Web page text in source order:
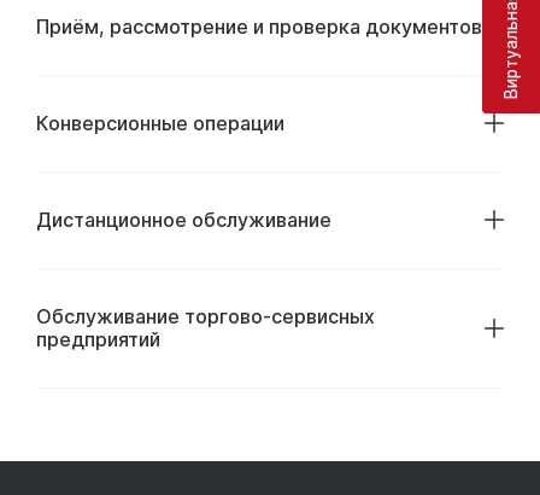
Приём, рассмотрение и проверка документов
Конверсионные операции
Дистанционное обслуживание
Обслуживание торгово-сервисных
предприятий